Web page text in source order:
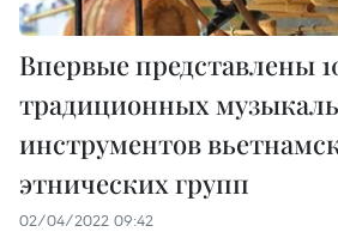
Впервые представлены
традиционных
инструментов
этнических групп
02/04/2022 09:42